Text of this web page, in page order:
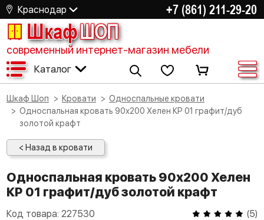
Краснодар +7 (861) 211-29-20
ШкафШОП
современный интернет-магазин мебели
Каталог
Шкаф Шоп Кровати
Односпальные кровати
Односпальная кровать 90х200 Хелен КР 01 графит/дуб
золотой крафт
< Назад в кровати
Односпальная кровать 90х200 Хелен
КР 01 графит/дуб золотой крафт
Код товара: 227530 (5)